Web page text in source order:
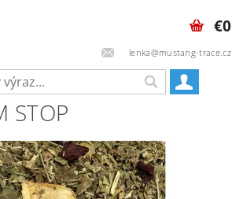
lenka@mustang-trace.cz
€0
STOP